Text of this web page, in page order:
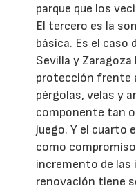
parque que los
El tercero es la
básica. Es el caso
Sevilla y
protección frente
pérgolas, velas y
componente tan
juego. Y el cuarto
como
incremento de las
renovación tiene